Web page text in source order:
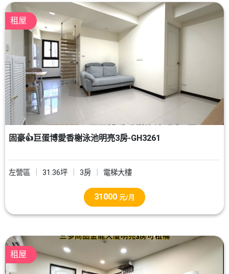
租屋
固豪👍巨蛋博愛香榭泳池明亮3房-GH3261
左營區 31.36坪 3房 電梯大樓
31000 元/月
租屋